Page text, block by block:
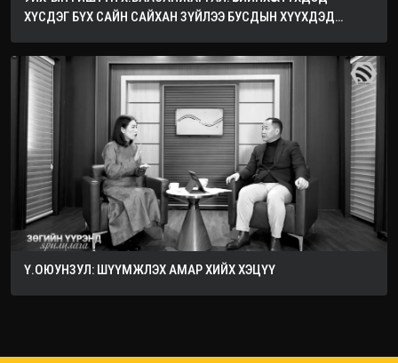
ХҮСДЭГ БҮХ САЙН САЙХАН ЗҮЙЛЭЭ БУСДЫН ХҮҮХДЭД
Ү.ОЮУНЗУЛ: ШҮҮМЖЛЭХ АМАР ХИЙХ ХЭЦҮҮ